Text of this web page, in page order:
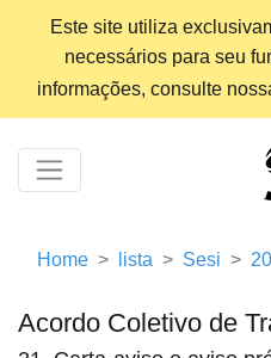
Este site utiliza
necessários para seu
informações, consulte
Home lista Sesi
Acordo Coletivo de